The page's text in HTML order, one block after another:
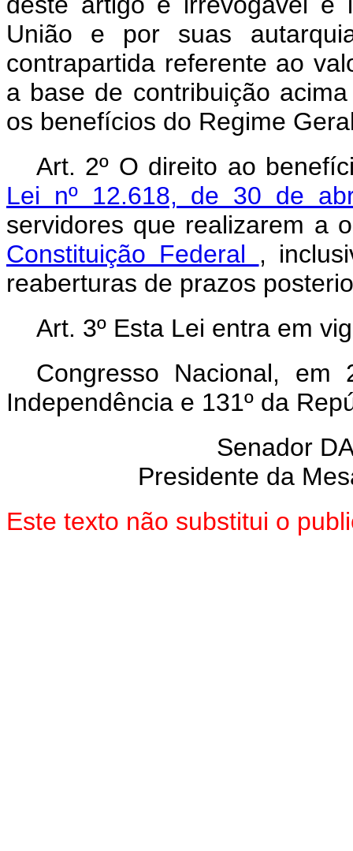
União e por suas
contrapartida referente ao
a base de contribuição
os benefícios do Regime
Art. 2º O direito ao
Lei nº 12.618, de 30 de
servidores que realizarem a
Constituição Federal ,
reaberturas de prazos
Art. 3º Esta Lei entra em
Congresso Nacional,
Independência e 131º da
Senador
Presidente da
Este texto não substitui o